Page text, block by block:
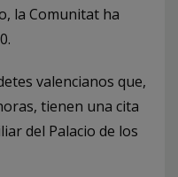
la Comunitat ha
valencianos que,
tienen una cita
del Palacio de los